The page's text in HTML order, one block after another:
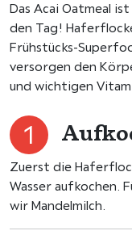
Das Acai Oatmeal
den Tag!
Frühstücks-
versorgen den
und wichtigen
Zuerst die
Wasser aufkochen.
wir Mandelmilch.